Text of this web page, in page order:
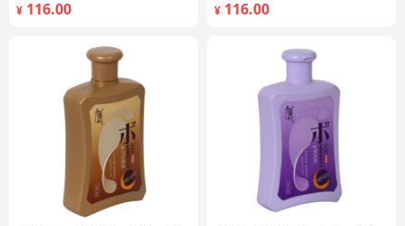
¥ 116.00 ¥ 116.00